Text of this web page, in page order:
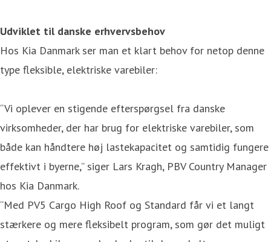
Udviklet til danske erhvervsbehov
Hos Kia Danmark ser man et klart behov for netop denne
type fleksible, elektriske varebiler:
“Vi oplever en stigende efterspørgsel fra danske
virksomheder, der har brug for elektriske varebiler, som
både kan håndtere høj lastekapacitet og samtidig fungere
effektivt i byerne,” siger Lars Kragh, PBV Country Manager
hos Kia Danmark.
“Med PV5 Cargo High Roof og Standard får vi et langt
stærkere og mere fleksibelt program, som gør det muligt